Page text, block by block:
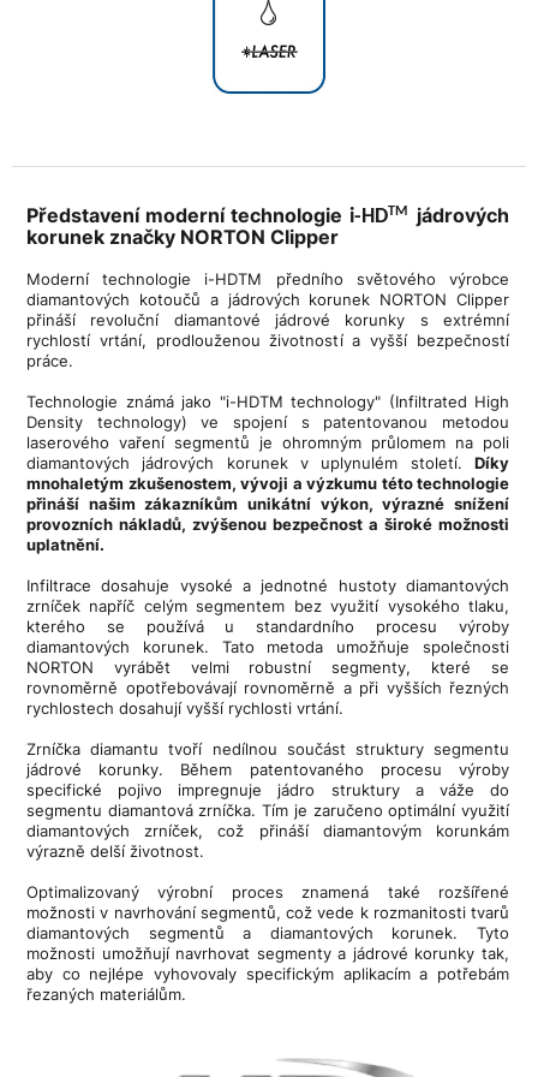
Představení moderní technologie i-HDTM jádrových
korunek značky NORTON Clipper
Moderní technologie i-HDTM předního světového výrobce
diamantových kotoučů a jádrových korunek NORTON Clipper
přináší revoluční diamantové jádrové korunky s extrémní
rychlostí vrtání, prodlouženou životností a vyšší bezpečností
práce.
Technologie známá jako "i-HDTM technology" (Infiltrated High
Density technology) ve spojení s patentovanou metodou
laserového vaření segmentů je ohromným průlomem na poli
diamantových jádrových korunek v uplynulém století. Díky
mnohaletým zkušenostem, vývoji a výzkumu této technologie
přináší našim zákazníkům unikátní výkon, výrazné snížení
provozních nákladů, zvýšenou bezpečnost a široké možnosti
uplatnění.
Infiltrace dosahuje vysoké a jednotné hustoty diamantových
zrníček napříč celým segmentem bez využití vysokého tlaku,
kterého se používá u standardního procesu výroby
diamantových korunek. Tato metoda umožňuje společnosti
NORTON vyrábět velmi robustní segmenty, které se
rovnoměrně opotřebovávají rovnoměrně a při vyšších řezných
rychlostech dosahují vyšší rychlosti vrtání.
Zrníčka diamantu tvoří nedílnou součást struktury segmentu
jádrové korunky. Během patentovaného procesu výroby
specifické pojivo impregnuje jádro struktury a váže do
segmentu diamantová zrníčka. Tím je zaručeno optimální využití
diamantových zrníček, což přináší diamantovým korunkám
výrazně delší životnost.
Optimalizovaný výrobní proces znamená také rozšířené
možnosti v navrhování segmentů, což vede k rozmanitosti tvarů
diamantových segmentů a diamantových korunek. Tyto
možnosti umožňují navrhovat segmenty a jádrové korunky tak,
aby co nejlépe vyhovovaly specifickým aplikacím a potřebám
řezaných materiálům.